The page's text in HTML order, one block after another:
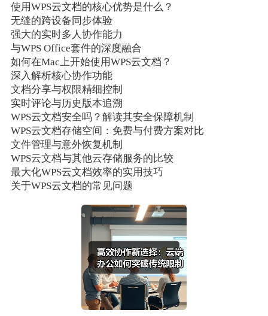
使用WPS云文档的核心优势是什么？
无缝的跨设备同步体验
强大的实时多人协作能力
与WPS Office套件的深度融合
如何在Mac上开始使用WPS云文档？
深入解析核心协作功能
文档分享与权限精细控制
实时评论与历史版本追溯
WPS云文档安全吗？解读其安全保障机制
WPS云文档存储空间：免费与付费方案对比
文件管理与意外恢复机制
WPS云文档与其他云存储服务的比较
最大化WPS云文档效率的实用技巧
关于WPS云文档的常见问题